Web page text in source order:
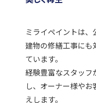
ミライペイントは
建物の修繕工事にも
ています。
経験豊富なスタッフ
し、オーナー様や
えします。